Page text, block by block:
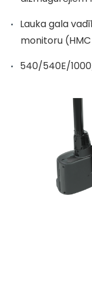
Lauka gala
monitoru (HMC
540/540E/